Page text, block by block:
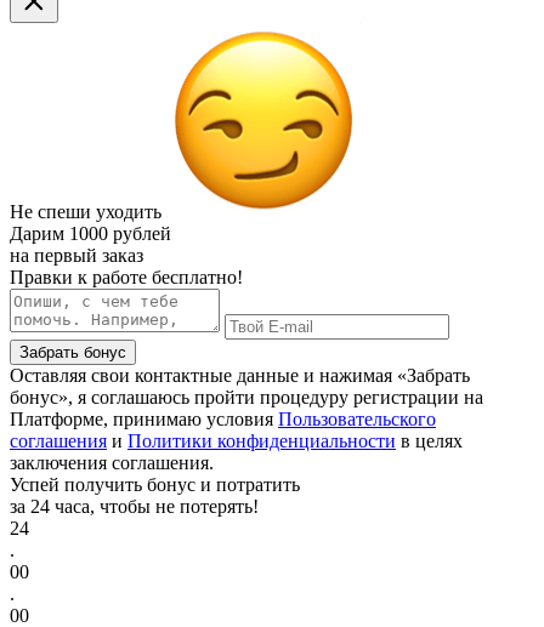
Не спеши уходить
Дарим 1000 рублей
на первый заказ
Правки к работе бесплатно!
Забрать бонус
Оставляя свои контактные данные и нажимая «Забрать
бонус», я соглашаюсь пройти процедуру регистрации на
Платформе, принимаю условия Пользовательского
соглашения и Политики конфиденциальности в целях
заключения соглашения.
Успей получить бонус и потратить
за 24 часа, чтобы не потерять!
24
.
00
.
00